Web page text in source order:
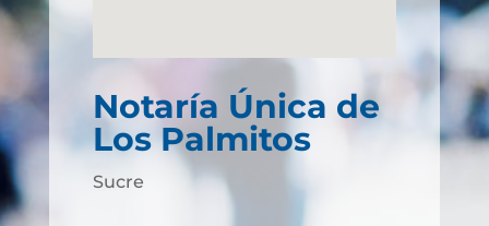
Notaría Única de
Los Palmitos
Sucre